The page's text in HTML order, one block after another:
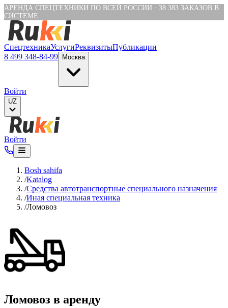
Verification: e6a4652c04df1fb8
АРЕНДА СПЕЦТЕХНИКИ ПО ВСЕЙ РОССИИ · 38 383 ЗАКАЗОВ В
СИСТЕМЕ
СпецтехникаУслугиРеквизитыПубликации
8 499 348-84-99
Москва
Войти
UZ
Войти
Bosh sahifa
/Katalog
/Средства автотранспортные специального назначения
/Иная специальная техника
/Ломовоз
Ломовоз в аренду